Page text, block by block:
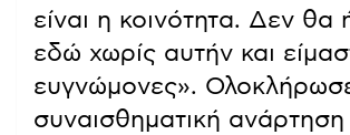
είναι η κοινότητα. Δεν θα
εδώ χωρίς αυτήν και
ευγνώμονες».
συναισθηματική ανάρτηση